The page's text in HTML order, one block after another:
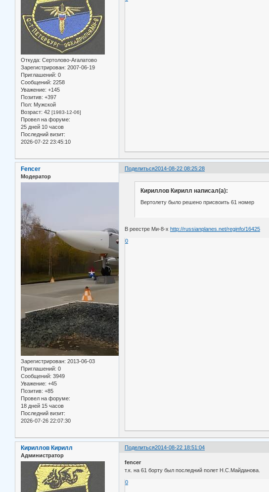
Откуда: Сертолово-Агалатово
Зарегистрирован: 2007-06-19
Приглашений: 0
Сообщений: 2258
Уважение: +145
Позитив: +397
Пол: Мужской
Возраст: 42 [1983-12-06]
Провел на форуме:
25 дней 10 часов
Последний визит:
2026-07-22 23:45:10
Поделиться2014-08-22 08:25:28
Fencer
Модератор
Зарегистрирован: 2013-06-03
Приглашений: 0
Сообщений: 3949
Уважение: +45
Позитив: +85
Провел на форуме:
18 дней 15 часов
Последний визит:
2026-07-26 22:07:30
Кириллов Кирилл написал(а):
Вертолету было решено присвоить 61 номер
В реестре Ми-8-х http://russianplanes.net/reginfo/16425
0
Поделиться2014-08-22 18:51:04
Кириллов Кирилл
Администратор
fencer
т.к. на 61 борту был последний полет Н.С.Майданова.
0